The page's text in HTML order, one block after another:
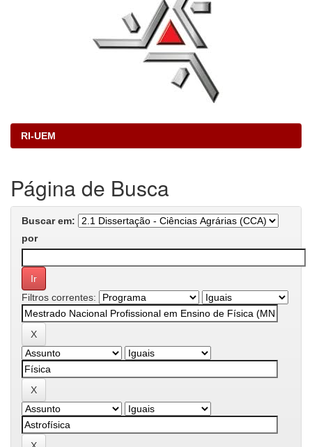
RI-UEM
Página de Busca
Buscar em:
por
Filtros correntes: